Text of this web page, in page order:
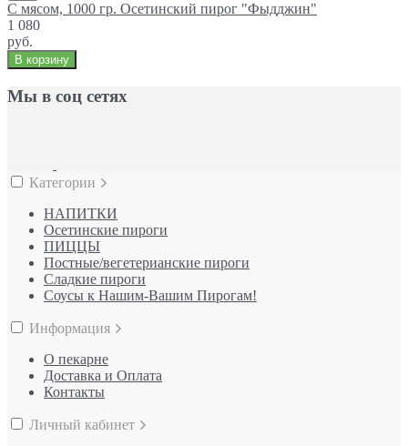
С мясом, 1000 гр. Осетинский пирог "Фыдджин"
1 080
руб.
В корзину
Мы в соц сетях
Категории
НАПИТКИ
Осетинские пироги
ПИЦЦЫ
Постные/вегетерианские пироги
Сладкие пироги
Соусы к Нашим-Вашим Пирогам!
Информация
О пекарне
Доставка и Оплата
Контакты
Личный кабинет